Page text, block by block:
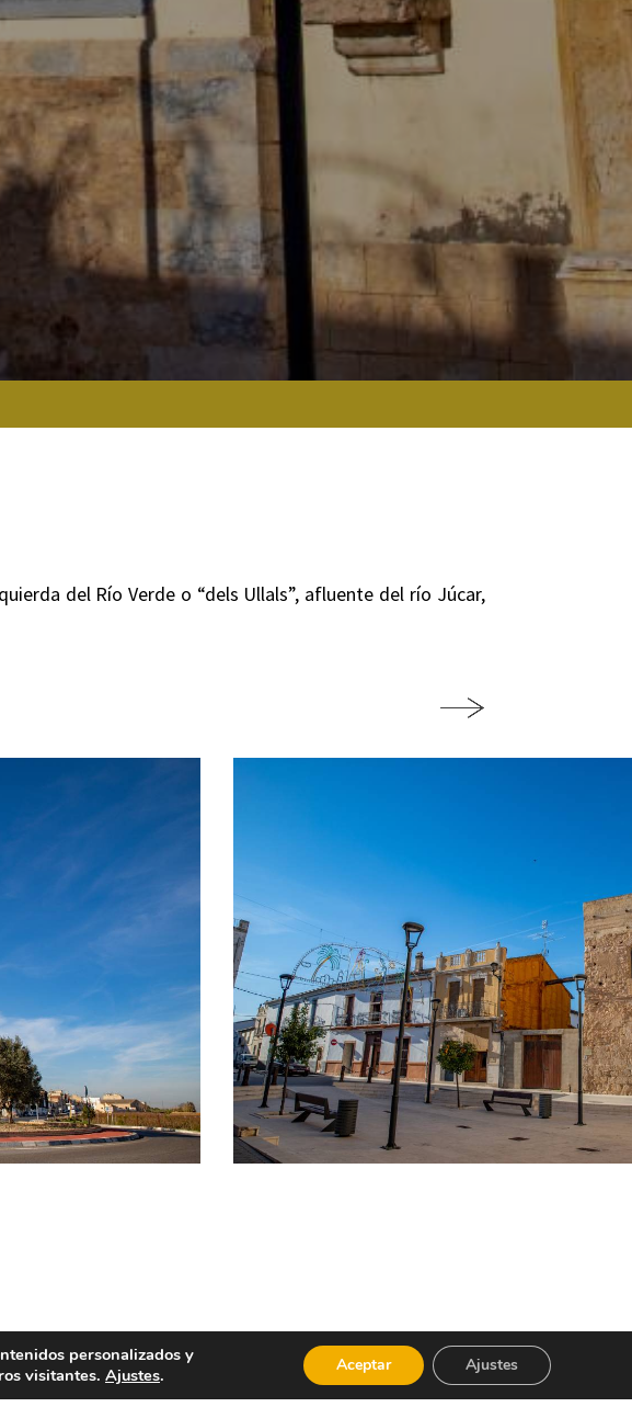
del Río Verde o “dels Ullals”, afluente del río Júcar,
y el arroz caldoso, son los platos más destacados de la
personalizados y
visitantes. Ajustes. Aceptar Ajustes